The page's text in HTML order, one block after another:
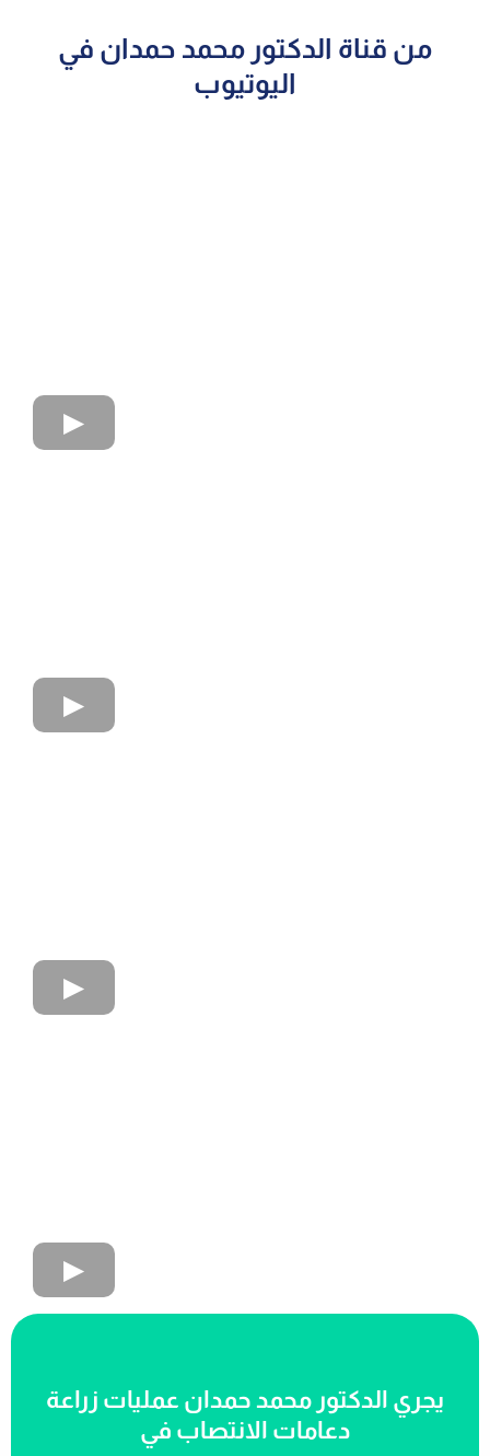
من قناة الدكتور محمد حمدان في
اليوتيوب
يجري الدكتور محمد حمدان عمليات زراعة
دعامات الانتصاب في